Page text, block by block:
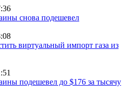
снова подешевел
виртуальный импорт газа из
подешевел до $176 за тысячу